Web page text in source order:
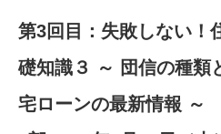
第3回目：失敗しない！
礎知識３ ～ 団信の種類
宅ローンの最新情報 ～